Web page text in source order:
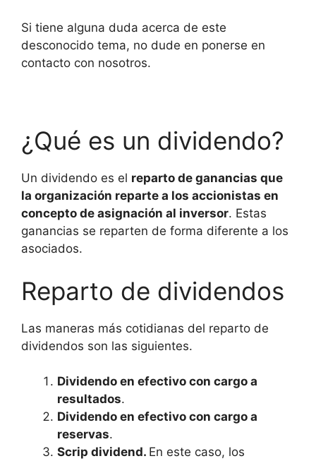
Si tiene alguna duda acerca de este
desconocido tema, no dude en ponerse en
contacto con nosotros.
¿Qué es un dividendo?
Un dividendo es el reparto de ganancias que
la organización reparte a los accionistas en
concepto de asignación al inversor. Estas
ganancias se reparten de forma diferente a los
asociados.
Reparto de dividendos
Las maneras más cotidianas del reparto de
dividendos son las siguientes.
Dividendo en efectivo con cargo a
resultados.
Dividendo en efectivo con cargo a
reservas.
Scrip dividend. En este caso, los